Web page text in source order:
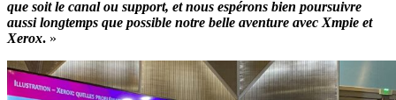
que soit le canal ou support, et nous espérons bien poursuivre
aussi longtemps que possible notre belle aventure avec Xmpie et
Xerox. »